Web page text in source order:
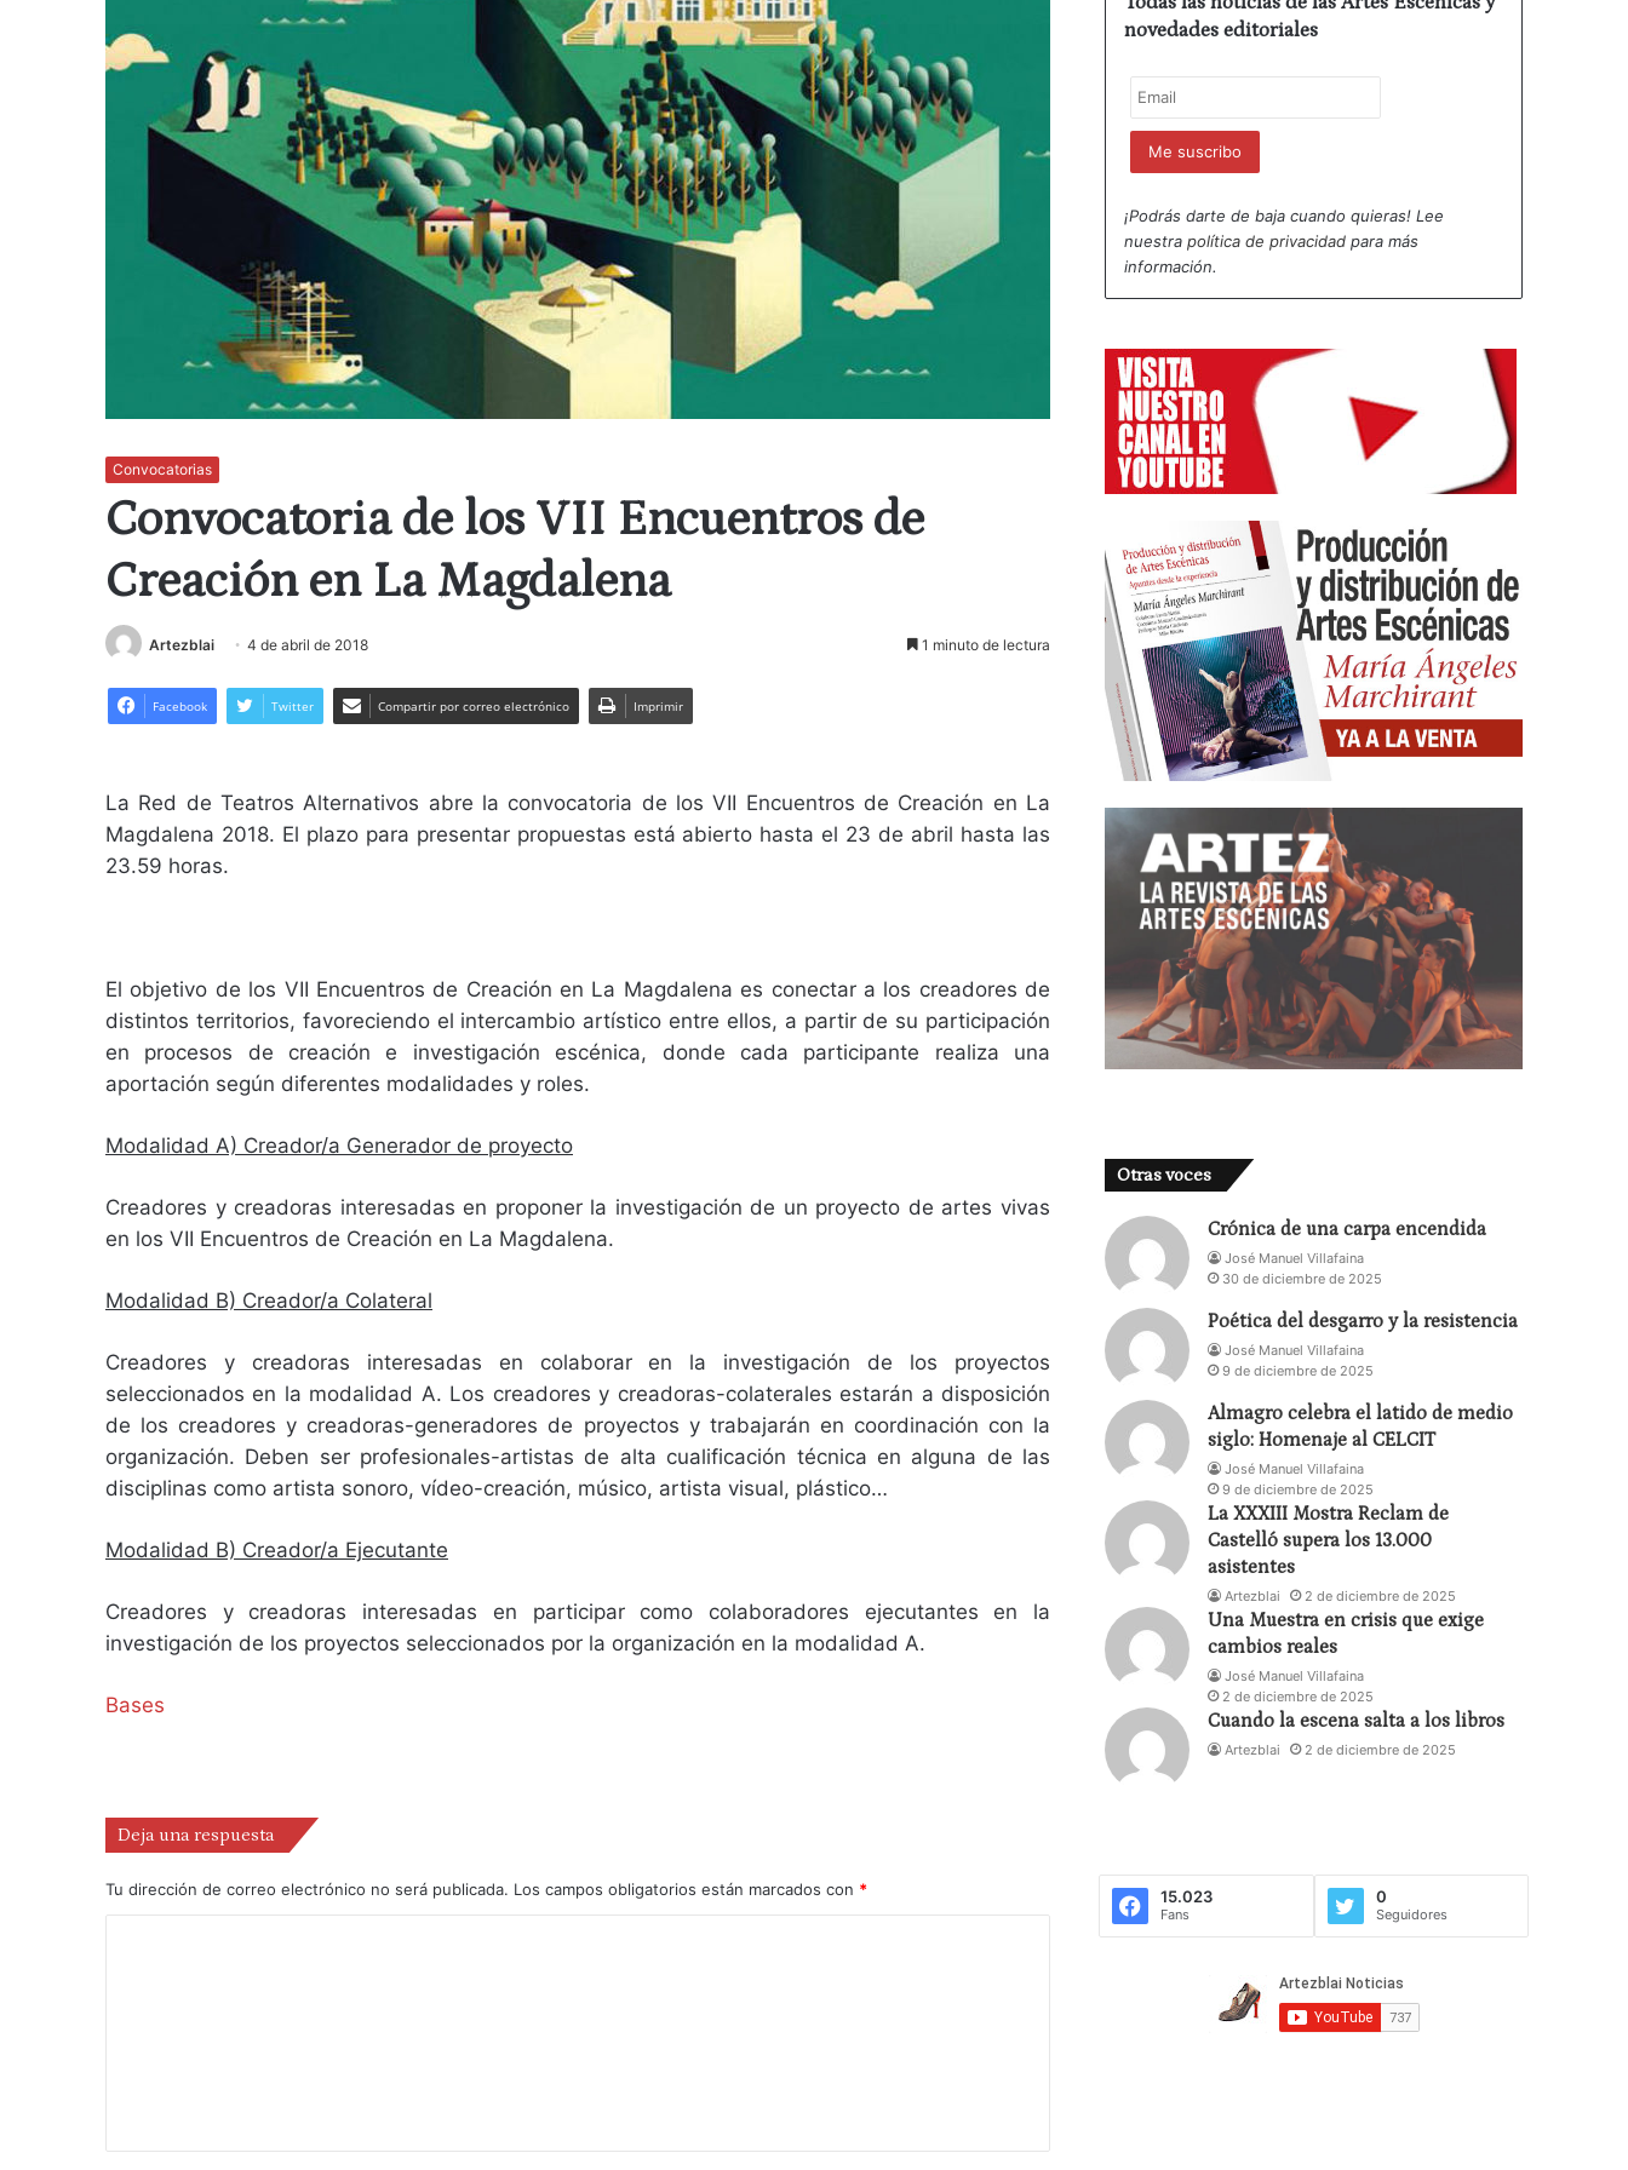
Convocatorias
Convocatoria de los VII Encuentros de
Creación en La Magdalena
Artezblai 4 de abril de 2018 1 minuto de lectura
Facebook Twitter Compartir por correo electrónico Imprimir
La Red de Teatros Alternativos abre la convocatoria de los VII Encuentros de Creación en La
Magdalena 2018. El plazo para presentar propuestas está abierto hasta el 23 de abril hasta las
23.59 horas.
El objetivo de los VII Encuentros de Creación en La Magdalena es conectar a los creadores de
distintos territorios, favoreciendo el intercambio artístico entre ellos, a partir de su participación
en procesos de creación e investigación escénica, donde cada participante realiza una
aportación según diferentes modalidades y roles.
Modalidad A) Creador/a Generador de proyecto
Creadores y creadoras interesadas en proponer la investigación de un proyecto de artes vivas
en los VII Encuentros de Creación en La Magdalena.
Modalidad B) Creador/a Colateral
Creadores y creadoras interesadas en colaborar en la investigación de los proyectos
seleccionados en la modalidad A. Los creadores y creadoras-colaterales estarán a disposición
de los creadores y creadoras-generadores de proyectos y trabajarán en coordinación con la
organización. Deben ser profesionales-artistas de alta cualificación técnica en alguna de las
disciplinas como artista sonoro, vídeo-creación, músico, artista visual, plástico…
Modalidad B) Creador/a Ejecutante
Creadores y creadoras interesadas en participar como colaboradores ejecutantes en la
investigación de los proyectos seleccionados por la organización en la modalidad A.
Bases
Deja una respuesta
Tu dirección de correo electrónico no será publicada. Los campos obligatorios están marcados con *
novedades editoriales
¡Podrás darte de baja cuando quieras! Lee
nuestrapolítica de privacidad para más
información.
Otras voces
Crónica de una carpa encendida
José Manuel Villafaina
30 de diciembre de 2025
Poética del desgarro y la resistencia
José Manuel Villafaina
9 de diciembre de 2025
Almagro celebra el latido de medio
siglo: Homenaje al CELCIT
José Manuel Villafaina
9 de diciembre de 2025
La XXXIII Mostra Reclam de
Castelló supera los 13.000
asistentes
Artezblai 2 de diciembre de 2025
Una Muestra en crisis que exige
cambios reales
José Manuel Villafaina
2 de diciembre de 2025
Cuando la escena salta a los libros
Artezblai 2 de diciembre de 2025
15.023
Fans
0
Seguidores